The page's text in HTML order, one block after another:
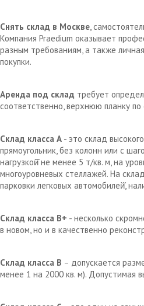
Снять склад в Москве,
Компания Praedium оказывает
разным требованиям, а также
покупки.
Аренда под склад требует
соответственно, верхнюю планку
Склад класса А - это склад
прямоугольник, без колонн или с
нагрузкой̆ не менее 5 т/кв. м, на
многоуровневых стеллажей. На
парковки легковых автомобилей̆,
Склад класса В+ - несколько
в новом, но и в качественно
Склад класса В – допускается
менее 1 на 2000 кв. м). Допустимая